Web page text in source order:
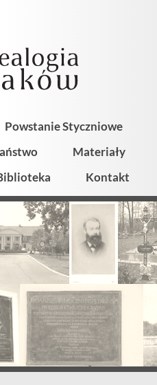
Powstanie Styczniowe
Materiały
Kontakt